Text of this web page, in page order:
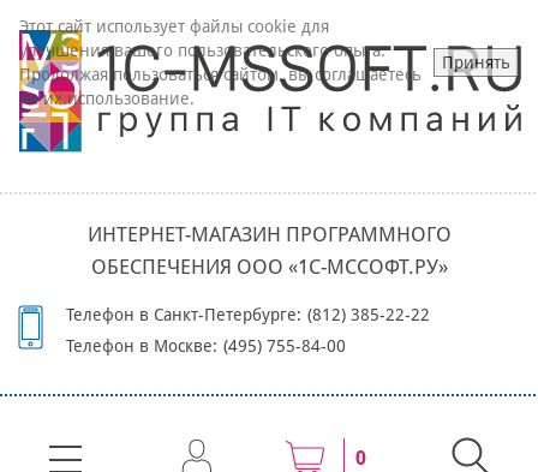
ИНТЕРНЕТ-МАГАЗИН ПРОГРАММНОГО
ОБЕСПЕЧЕНИЯ ООО «1С-МССОФТ.РУ»
Телефон в Санкт-Петербурге: (812) 385-22-22
Телефон в Москве: (495) 755-84-00
0
Этот сайт использует файлы cookie для
улучшения вашего пользовательского опыта.
Продолжая пользоваться сайтом, вы соглашаетесь
на их использование.
Принять